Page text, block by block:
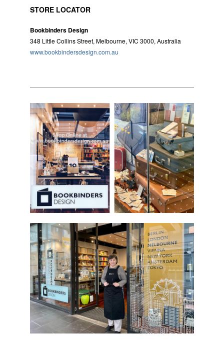
STORE LOCATOR
Bookbinders Design
348 Little Collins Street, Melbourne, VIC 3000, Australia
www.bookbindersdesign.com.au